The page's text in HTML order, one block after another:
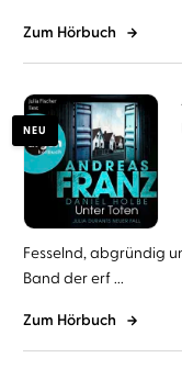
Zum Hörbuch
NEU
Fesselnd, abgründig
Band der erf ...
Zum Hörbuch